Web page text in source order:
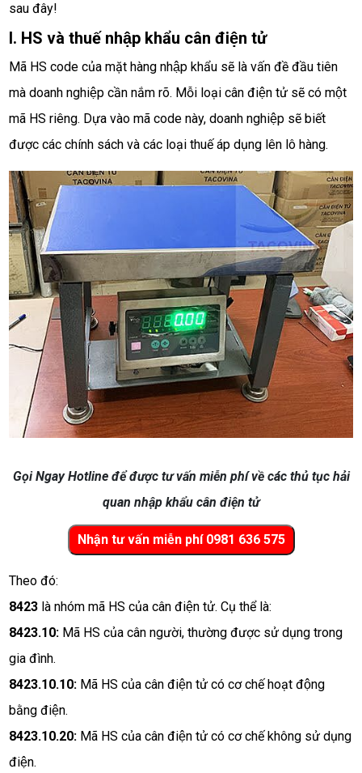
sau đây!
I. HS và thuế nhập khẩu cân điện tử
Mã HS code của mặt hàng nhập khẩu sẽ là vấn đề đầu tiên
mà doanh nghiệp cần nắm rõ. Mỗi loại cân điện tử sẽ có một
mã HS riêng. Dựa vào mã code này, doanh nghiệp sẽ biết
được các chính sách và các loại thuế áp dụng lên lô hàng.
Gọi Ngay Hotline để được tư vấn miễn phí về các thủ tục hải
quan nhập khẩu cân điện tử
Theo đó:
8423 là nhóm mã HS của cân điện tử. Cụ thể là:
8423.10: Mã HS của cân người, thường được sử dụng trong
gia đình.
8423.10.10: Mã HS của cân điện tử có cơ chế hoạt động
bằng điện.
8423.10.20: Mã HS của cân điện tử có cơ chế không sử dụng
điện.